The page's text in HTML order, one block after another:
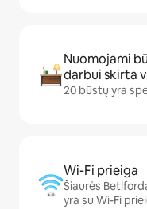
Nuomojami
darbui skirta
20 būstų yra
Wi-Fi prieiga
Šiaurės
yra su Wi-Fi